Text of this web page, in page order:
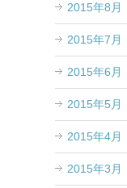
2015年8月
2015年7月
2015年6月
2015年5月
2015年4月
2015年3月